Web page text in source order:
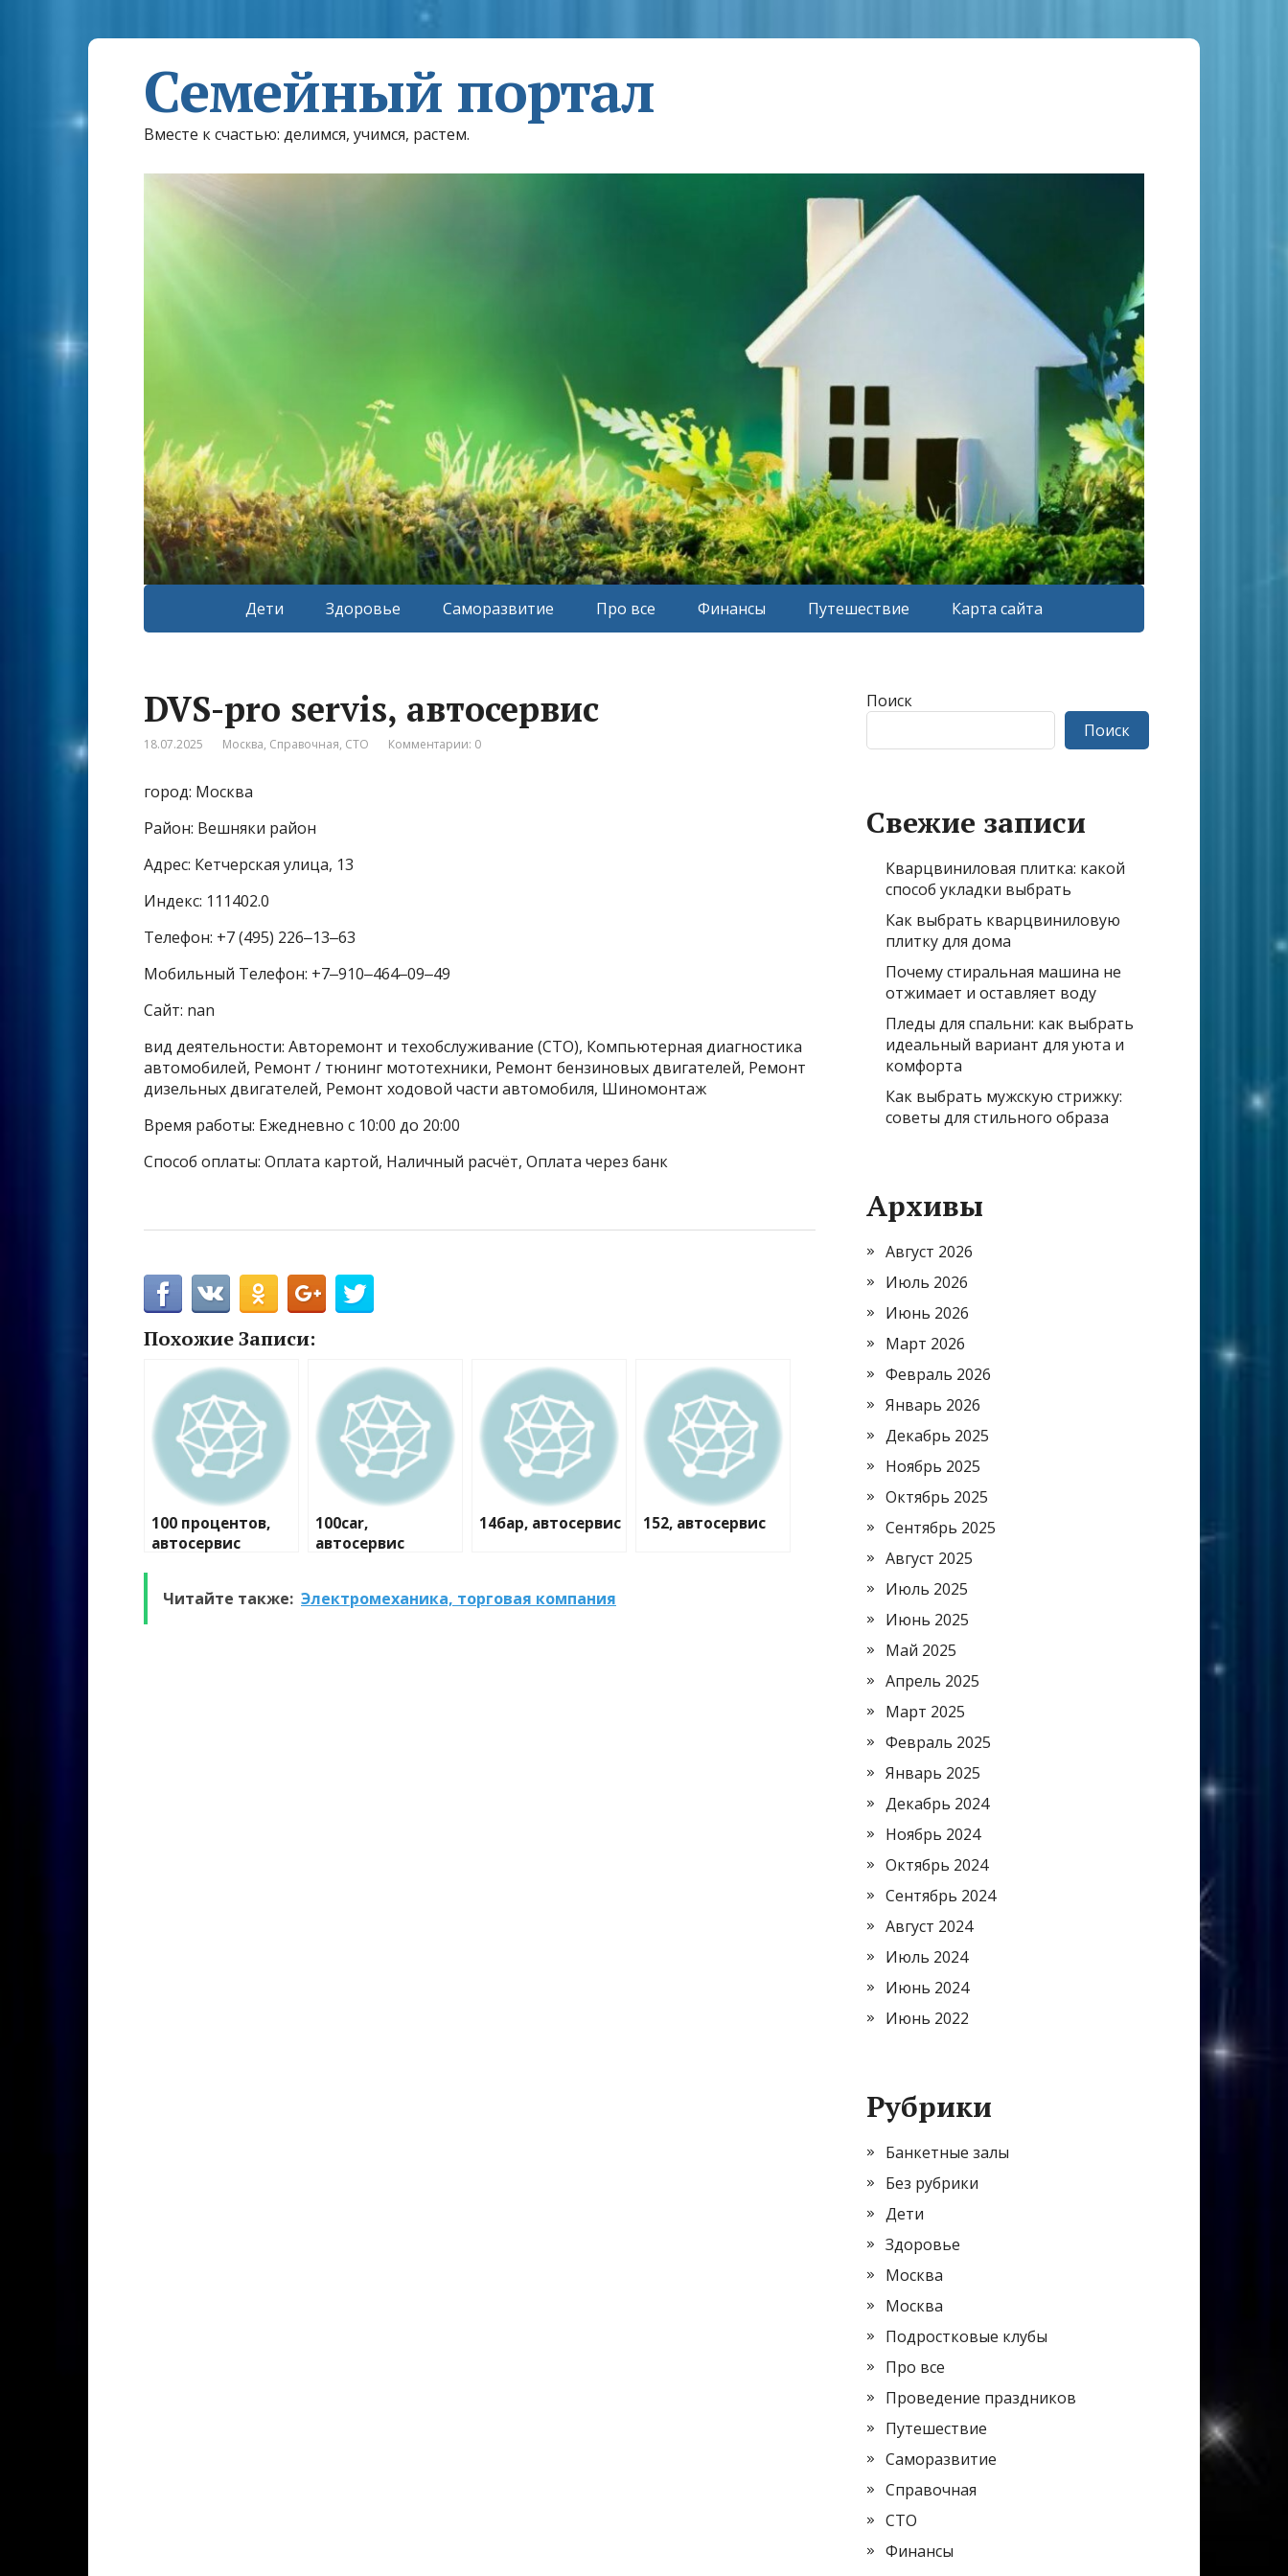
Семейный портал
Вместе к счастью: делимся, учимся, растем.
Дети Здоровье Саморазвитие Про все Финансы Путешествие Карта сайта
DVS-pro servis, автосервис
18.07.2025 Москва, Справочная, СТО Комментарии: 0
город: Москва
Район: Вешняки район
Адрес: Кетчерская улица, 13
Индекс: 111402.0
Телефон: +7 (495) 226‒13‒63
Мобильный Телефон: +7‒910‒464‒09‒49
Сайт: nan
вид деятельности: Авторемонт и техобслуживание (СТО), Компьютерная диагностика
автомобилей, Ремонт / тюнинг мототехники, Ремонт бензиновых двигателей, Ремонт
дизельных двигателей, Ремонт ходовой части автомобиля, Шиномонтаж
Время работы: Ежедневно с 10:00 до 20:00
Способ оплаты: Оплата картой, Наличный расчёт, Оплата через банк
Похожие Записи:
100 процентов,
автосервис
100car,
автосервис
14бар, автосервис 152, автосервис
Читайте также: Электромеханика, торговая компания
Поиск
Поиск
Свежие записи
Кварцвиниловая плитка: какой
способ укладки выбрать
Как выбрать кварцвиниловую
плитку для дома
Почему стиральная машина не
отжимает и оставляет воду
Пледы для спальни: как выбрать
идеальный вариант для уюта и
комфорта
Как выбрать мужскую стрижку:
советы для стильного образа
Архивы
Август 2026
Июль 2026
Июнь 2026
Март 2026
Февраль 2026
Январь 2026
Декабрь 2025
Ноябрь 2025
Октябрь 2025
Сентябрь 2025
Август 2025
Июль 2025
Июнь 2025
Май 2025
Апрель 2025
Март 2025
Февраль 2025
Январь 2025
Декабрь 2024
Ноябрь 2024
Октябрь 2024
Сентябрь 2024
Август 2024
Июль 2024
Июнь 2024
Июнь 2022
Рубрики
Банкетные залы
Без рубрики
Дети
Здоровье
Москва
Москва
Подростковые клубы
Про все
Проведение праздников
Путешествие
Саморазвитие
Справочная
СТО
Финансы